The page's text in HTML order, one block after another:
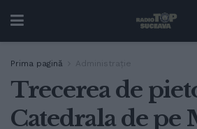
Prima pagină Administrație
Trecerea de
Catedrala de pe